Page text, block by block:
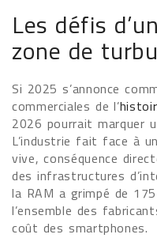
Les défis
zone de
Si 2025 s’annonce
commerciales de l’
2026 pourrait marquer
L’industrie fait face à
vive, conséquence
des infrastructures
la RAM a grimpé de
l’ensemble des
coût des smartphones.